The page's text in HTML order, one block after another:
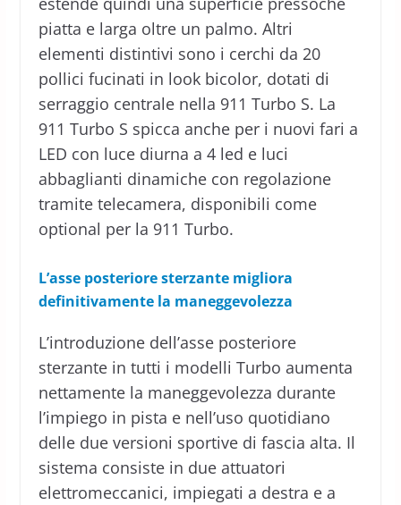
piatta e larga oltre un palmo. Altri
elementi distintivi sono i cerchi da 20
pollici fucinati in look bicolor, dotati di
serraggio centrale nella 911 Turbo S. La
911 Turbo S spicca anche per i nuovi fari a
LED con luce diurna a 4 led e luci
abbaglianti dinamiche con regolazione
tramite telecamera, disponibili come
optional per la 911 Turbo.
L’asse posteriore sterzante migliora
definitivamente la maneggevolezza
L’introduzione dell’asse posteriore
sterzante in tutti i modelli Turbo aumenta
nettamente la maneggevolezza durante
l’impiego in pista e nell’uso quotidiano
delle due versioni sportive di fascia alta. Il
sistema consiste in due attuatori
elettromeccanici, impiegati a destra e a